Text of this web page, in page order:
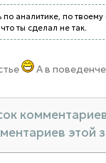
по аналитике, по
ты сделал не так.
А в
этой